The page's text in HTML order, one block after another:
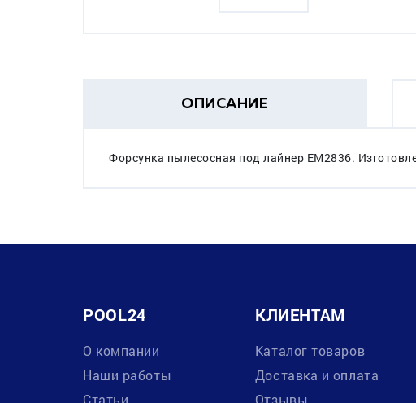
ОПИСАНИЕ
Форсунка пылесосная под лайнер EM2836.
POOL24
О компании
Наши работы
Статьи
КЛИЕНТАМ
Каталог товаров
Доставка и оплата
Отзывы